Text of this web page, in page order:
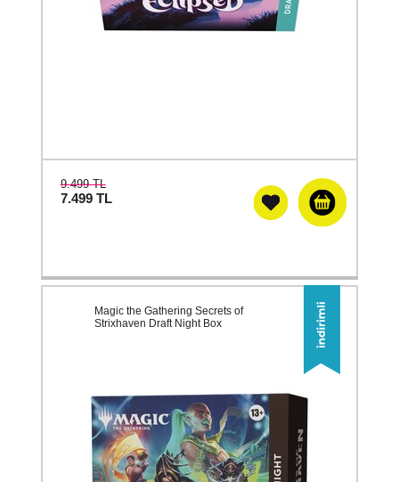
9.499 TL
7.499 TL
Magic the Gathering Secrets of
Strixhaven Draft Night Box